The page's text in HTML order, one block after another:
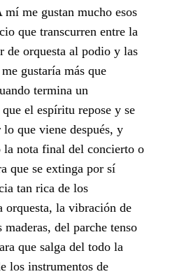
me gustan mucho esos
que transcurren entre la
de orquesta al podio y las
gustaría más que
termina un
el espíritu repose y se
que viene después, y
la nota final del concierto o
que se extinga por sí
tan rica de los
orquesta, la vibración de
maderas, del parche tenso
que salga del todo la
los instrumentos de